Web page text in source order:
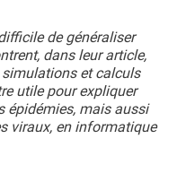
de généraliser
dans leur article,
simulations et calculs
utile pour expliquer
épidémies, mais aussi
viraux, en informatique